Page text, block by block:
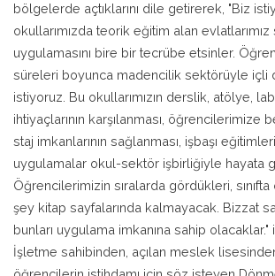
bölgelerde açtıklarını dile getirerek, "Biz
okullarımızda teorik eğitim alan
uygulamasını bire bir tecrübe etsinler.
süreleri boyunca madencilik sektörüyle içli
istiyoruz. Bu okullarımızın derslik, atölye,
ihtiyaçlarının karşılanması, öğrencilerimize
staj imkanlarının sağlanması, işbaşı
uygulamalar okul-sektör işbirliğiyle hayata
Öğrencilerimizin sıralarda gördükleri,
şey kitap sayfalarında kalmayacak. Bizzat
bunları uygulama imkanına sahip olacaklar."
İşletme sahibinden, açılan meslek